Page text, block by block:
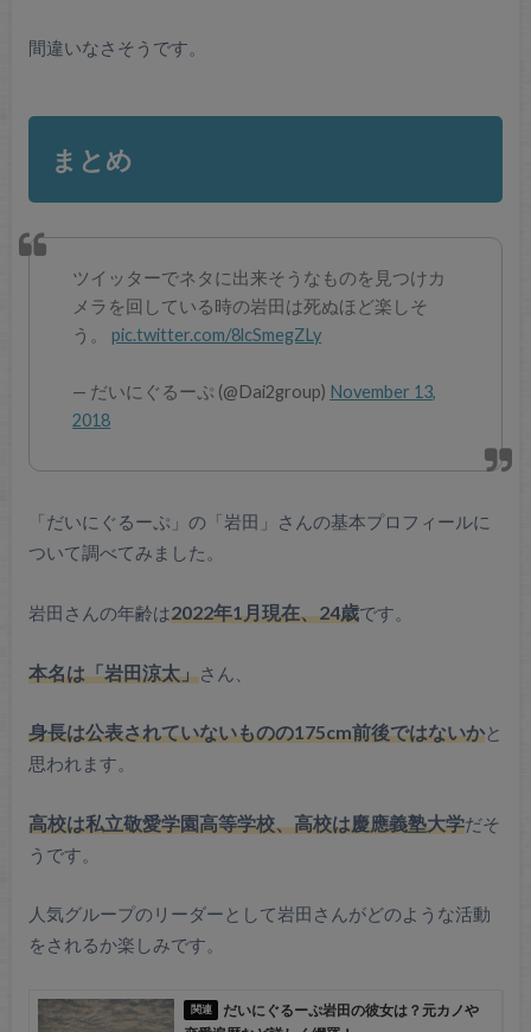
間違いなさそうです。
まとめ
ツイッターでネタに出来そうなものを見つけカ
メラを回している時の岩田は死ぬほど楽しそ
う。pic.twitter.com/8lcSmegZLy
— だいにぐるーぷ (@Dai2group) November 13,
2018
「だいにぐるーぷ」の「岩田」さんの基本プロフィールに
ついて調べてみました。
岩田さんの年齢は2022年1月現在、24歳です。
本名は「岩田涼太」さん、
身長は公表されていないものの175cm前後ではないかと
思われます。
高校は私立敬愛学園高等学校、高校は慶應義塾大学だそ
うです。
人気グループのリーダーとして岩田さんがどのような活動
をされるか楽しみです。
だいにぐるーぷ岩田の彼女は？元カノや